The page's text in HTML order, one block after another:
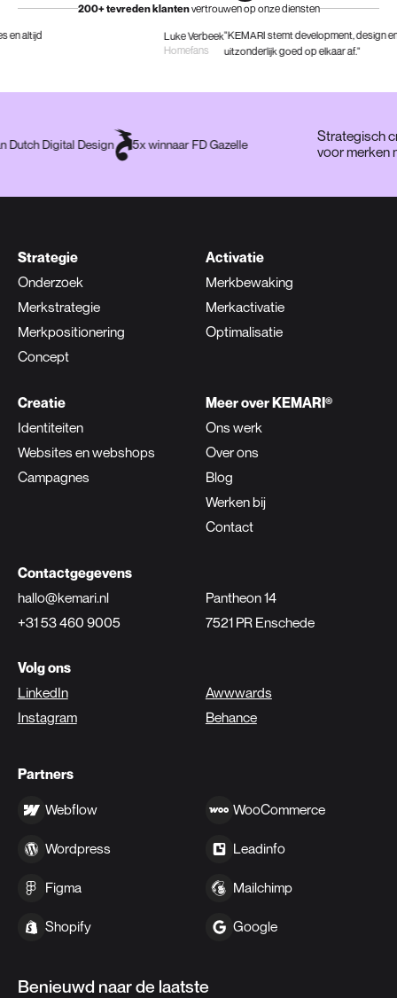
200+ tevreden klantenvertrouwen op onze diensten
altijd
Luke Verbeek
Homefans
"KEMARI stemt development, design en
uitzonderlijk goed op elkaar af."
Dutch Digital Design 5x winnaar FD Gazelle
voor
Strategie
Onderzoek
Merkstrategie
Merkpositionering
Concept
Creatie
Identiteiten
Websites en webshops
Campagnes
Activatie
Merkbewaking
Merkactivatie
Optimalisatie
Meer over KEMARI®
Ons werk
Over ons
Blog
Werken bij
Contact
Contactgegevens
hallo@kemari.nl
Pantheon 14
7521 PR Enschede
+31 53 460 9005
Volg ons
LinkedIn
Awwwards
Instagram
Behance
Partners
Webflow WooCommerce
Wordpress Leadinfo
Figma Mailchimp
Shopify Google
Benieuwd naar de laatste